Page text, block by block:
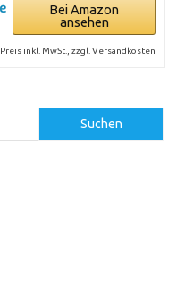
Bei Amazon
ansehen
Preis inkl. MwSt., zzgl. Versandkosten
Suchen